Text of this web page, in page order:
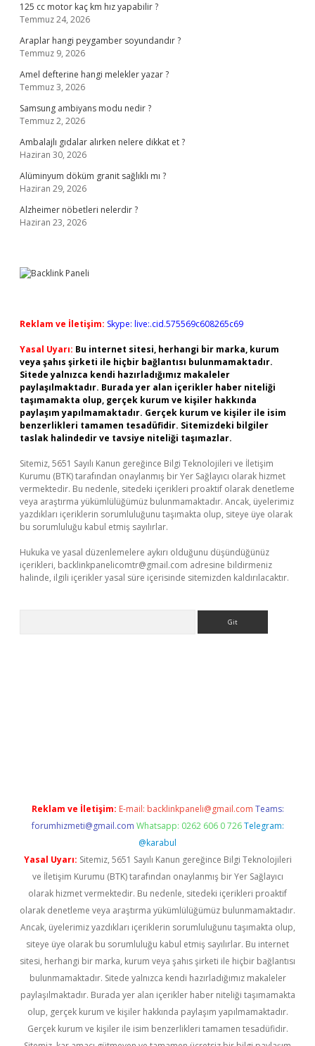
125 cc motor kaç km hız yapabilir ?
Temmuz 24, 2026
Araplar hangi peygamber soyundandır ?
Temmuz 9, 2026
Amel defterine hangi melekler yazar ?
Temmuz 3, 2026
Samsung ambiyans modu nedir ?
Temmuz 2, 2026
Ambalajlı gıdalar alırken nelere dikkat et ?
Haziran 30, 2026
Alüminyum döküm granit sağlıklı mı ?
Haziran 29, 2026
Alzheimer nöbetleri nelerdir ?
Haziran 23, 2026
Reklam ve İletişim: Skype: live:.cid.575569c608265c69
Yasal Uyarı: Bu internet sitesi, herhangi bir marka, kurum
veya şahıs şirketi ile hiçbir bağlantısı bulunmamaktadır.
Sitede yalnızca kendi hazırladığımız makaleler
paylaşılmaktadır. Burada yer alan içerikler haber niteliği
taşımamakta olup, gerçek kurum ve kişiler hakkında
paylaşım yapılmamaktadır. Gerçek kurum ve kişiler ile isim
benzerlikleri tamamen tesadüfidir. Sitemizdeki bilgiler
taslak halindedir ve tavsiye niteliği taşımazlar.
Sitemiz, 5651 Sayılı Kanun gereğince Bilgi Teknolojileri ve İletişim
Kurumu (BTK) tarafından onaylanmış bir Yer Sağlayıcı olarak hizmet
vermektedir. Bu nedenle, sitedeki içerikleri proaktif olarak denetleme
veya araştırma yükümlülüğümüz bulunmamaktadır. Ancak, üyelerimiz
yazdıkları içeriklerin sorumluluğunu taşımakta olup, siteye üye olarak
bu sorumluluğu kabul etmiş sayılırlar.
Hukuka ve yasal düzenlemelere aykırı olduğunu düşündüğünüz
içerikleri, backlinkpanelicomtr@gmail.com adresine bildirmeniz
halinde, ilgili içerikler yasal süre içerisinde sitemizden kaldırılacaktır.
Reklam ve İletişim: E-mail: backlinkpaneli@gmail.com Teams:
forumhizmeti@gmail.com Whatsapp: 0262 606 0 726 Telegram:
@karabul
Yasal Uyarı: Sitemiz, 5651 Sayılı Kanun gereğince Bilgi Teknolojileri
ve İletişim Kurumu (BTK) tarafından onaylanmış bir Yer Sağlayıcı
olarak hizmet vermektedir. Bu nedenle, sitedeki içerikleri proaktif
olarak denetleme veya araştırma yükümlülüğümüz bulunmamaktadır.
Ancak, üyelerimiz yazdıkları içeriklerin sorumluluğunu taşımakta olup,
siteye üye olarak bu sorumluluğu kabul etmiş sayılırlar. Bu internet
sitesi, herhangi bir marka, kurum veya şahıs şirketi ile hiçbir bağlantısı
bulunmamaktadır. Sitede yalnızca kendi hazırladığımız makaleler
paylaşılmaktadır. Burada yer alan içerikler haber niteliği taşımamakta
olup, gerçek kurum ve kişiler hakkında paylaşım yapılmamaktadır.
Gerçek kurum ve kişiler ile isim benzerlikleri tamamen tesadüfidir.